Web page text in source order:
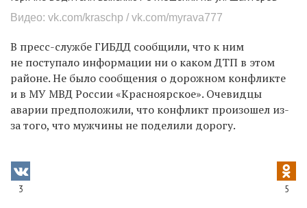
Видео: vk.com/kraschp / vk.com/myrava777
В пресс-службе ГИБДД сообщили, что к ним
не поступало информации ни о каком ДТП в этом
районе. Не было сообщения о дорожном конфликте
и в МУ МВД России «Красноярское». Очевидцы
аварии предположили, что конфликт произошел из-
за того, что мужчины не поделили дорогу.
3 5